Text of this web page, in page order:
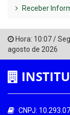
Receber
Hora: 10:07/
agosto de 2026
CNPJ: